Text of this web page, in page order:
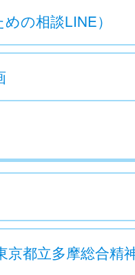
の相談LINE）
京都立多摩総合精